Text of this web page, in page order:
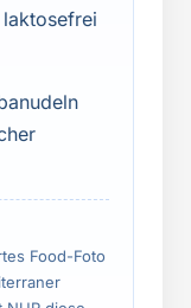
Food-Foto